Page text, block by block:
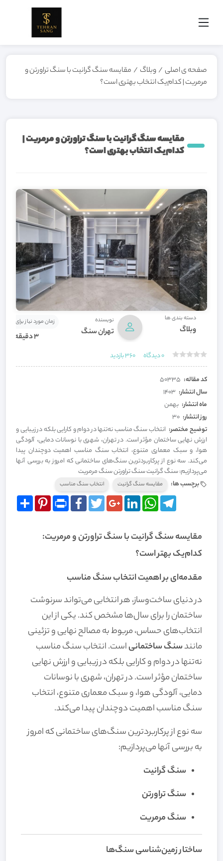
صفحه ی اصلی / وبلاگ / مقایسه سنگ گرانیت با سنگ تراورتن و
مرمریت | کدام‌یک انتخاب بهتری است؟
مقایسه سنگ گرانیت با سنگ تراورتن و مرمریت |
کدام‌یک انتخاب بهتری است؟
دسته بندی ها
وبلاگ
نویسنده
تهران سنگ
زمان مورد نیاز برای
3 دقیقه
0دیدگاه 360بازدید
کد مقاله: 50335
سال انتشار: 1403
ماه انتشار: بهمن
روز انتشار: 30
توضیح مختصر: انتخاب سنگ مناسب نه‌تنها در دوام و کارایی بلکه در زیبایی و
ارزش نهایی ساختمان مؤثر است. در تهران، شهری با نوسانات دمایی، آلودگی
هوا، و سبک معماری متنوع، انتخاب سنگ مناسب اهمیت دوچندان پیدا
می‌کند. سه نوع از پرکاربردترین سنگ‌های ساختمانی که امروز به بررسی آنها
می‌پردازیم: سنگ گرانیت سنگ تراورتن سنگ مرمریت
برچسب ها:
مقایسه سنگ گرانیت انتخاب سنگ مناسب
Share
Pinterest Print
FacebookTwitterGoogle+LinkedIn
WhatsAppTelegram
مقایسه سنگ گرانیت با سنگ تراورتن و مرمریت:
کدام‌یک بهتر است؟
مقدمه‌ای بر اهمیت انتخاب سنگ مناسب
در دنیای ساخت‌وساز، هر انتخابی می‌تواند سرنوشت
ساختمان را برای سال‌ها مشخص کند. یکی از این
انتخاب‌های حساس، مربوط به مصالح نهایی و تزئینی
مانندسنگ ساختمانیاست. انتخاب سنگ مناسب
نه‌تنها در دوام و کارایی بلکه در زیبایی و ارزش نهایی
ساختمان مؤثر است. در تهران، شهری با نوسانات
دمایی، آلودگی هوا، و سبک معماری متنوع، انتخاب
سنگ مناسب اهمیت دوچندان پیدا می‌کند.
سه نوع از پرکاربردترین سنگ‌های ساختمانی که امروز
به بررسی آنها می‌پردازیم:
سنگ گرانیت
سنگ تراورتن
سنگ مرمریت
ساختار زمین‌شناسی سنگ‌ها